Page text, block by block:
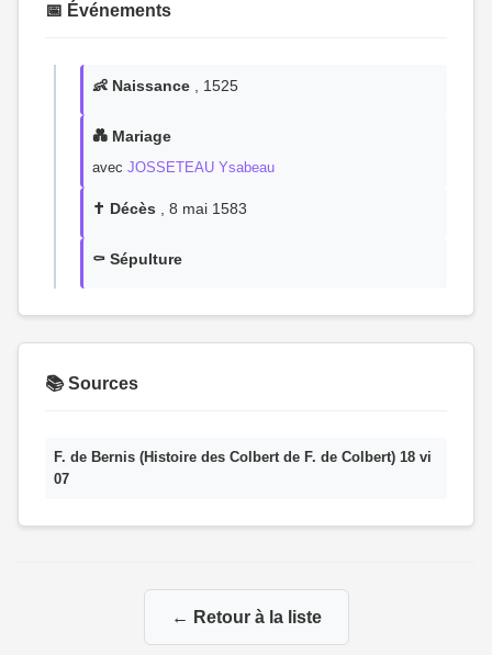
📅 Événements
👶 Naissance , 1525
💑 Mariage
avec JOSSETEAU Ysabeau
✝️ Décès , 8 mai 1583
⚰️ Sépulture
📚 Sources
F. de Bernis (Histoire des Colbert de F. de Colbert) 18 vi
07
← Retour à la liste